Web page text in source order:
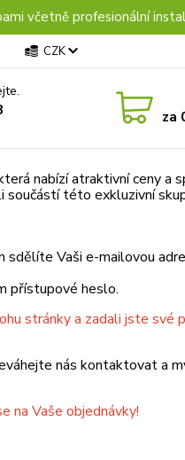
včetně profesionální
CZK
za
nabízí atraktivní ceny a
této exkluzivní
sdělíte Vaši e-mailovou
přístupové heslo.
stránky a zadali jste své
nás kontaktovat a
na Vaše objednávky!